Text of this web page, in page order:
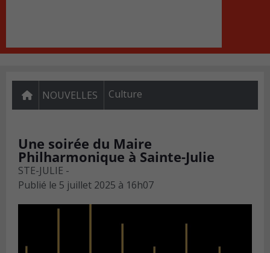
NOUVELLES Culture
Une soirée du Maire
Philharmonique à Sainte-Julie
STE-JULIE -
Publié le 5 juillet 2025 à 16h07